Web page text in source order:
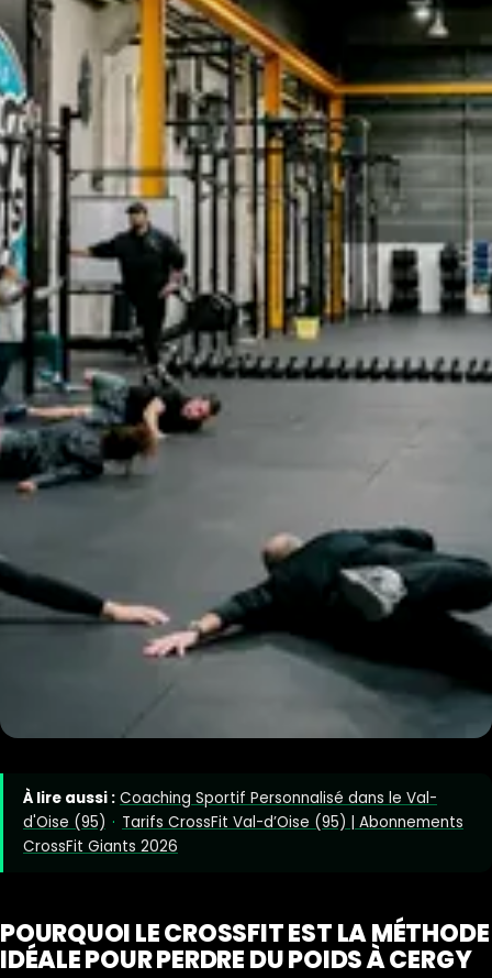
À lire aussi : Coaching Sportif Personnalisé dans le Val-
d'Oise (95) · Tarifs CrossFit Val-d’Oise (95) | Abonnements
CrossFit Giants 2026
POURQUOI LE CROSSFIT EST LA MÉTHODE
IDÉALE POUR PERDRE DU POIDS À CERGY